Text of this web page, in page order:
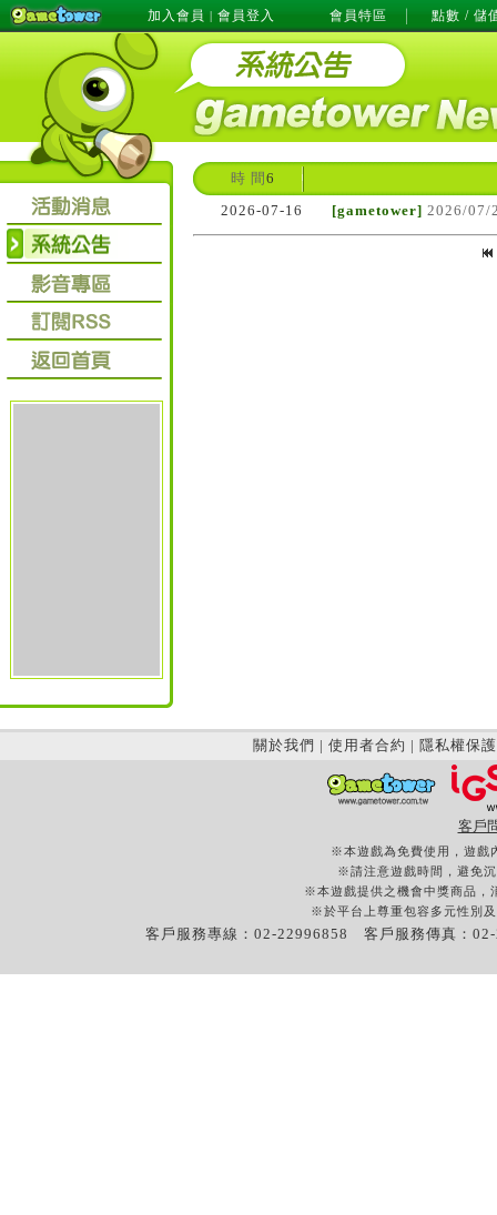
加入會員 | 會員登入 會員特區 點數 / 儲
時 間 6
2026-07-16
[gametower] 2026/07/
關於我們 | 使用者合約 | 隱私權保護
客戶
※本遊戲為免費使用，遊戲
※請注意遊戲時間，避免
※本遊戲提供之機會中獎商品，
※於平台上尊重包容多元性別
客戶服務專線：02-22996858 客戶服務傳真：